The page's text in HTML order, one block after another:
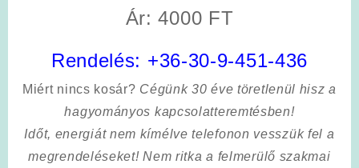
Ár: 4000 FT
Rendelés: +36-30-9-451-436
Miért nincs kosár? Cégünk 30 éve töretlenül hisz a
hagyományos kapcsolatteremtésben!
Időt, energiát nem kímélvetelefonon vesszük fel a
megrendeléseket! Nem ritka a felmerülő szakmai